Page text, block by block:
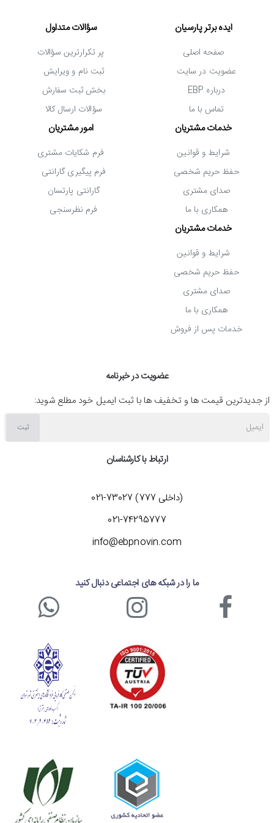
این نکته هم اشاره کنیم که این آبسردکن از
برند ایستکول
فاقد فیلتر تصفیه آب و جالیوانی است؛ اما امکان نصب
جالیوانی به صورت آهنربایی به بدنۀ آن وجود دارد. برای این
منظور جا لیوانی باید به صورت مجزا تهیه شود.
خرید آبسردکن ایستکول مدل TM-SW441R
با
می توانید از
آب خنک و گوارا بهره مند شوید و روزهای گرم تابستان را با
ارائۀ آب گرم برای تهیه چای و قهوه نیز برخوردار است و
کاربردهای متعددی برای شما خواهد داشت. از ویژگی های
مهم این محصول می توان به موارد زیر اشاره کرد:
ظاهر مدرن و زیبا، سازگار با انواع دکوراسیون
مجهز به دو خروجی شیر آب سرد و آب گرم از نوع
عملکرد کم مصرف و کم صدا
بدنۀ با کیفیت از جنس فولاد کربنی
ارائۀ آب سرد با دمای 5 تا 10 درجه سانتی گراد
قابل اتصال به آب شهری
مخزن آب سرد با گنجایش 4 لیتر
ایده برتر پارسیان
صفحه اصلی
عضویت در سایت
درباره EBP
تماس با ما
سؤالات متداول
پر تکرارترین سؤالات
ثبت نام و ویرایش
بخش ثبت سفارش
سؤالات ارسال کالا
خدمات مشتریان
شرایط و قوانین
حفظ حریم شخصی
صدای مشتری
همکاری با ما
امور مشتریان
فرم شکایات مشتری
فرم پیگیری گارانتی
گارانتی پارتسان
فرم نظرسنجی
خدمات مشتریان
شرایط و قوانین
حفظ حریم شخصی
صدای مشتری
همکاری با ما
خدمات پس از فروش
عضویت در خبرنامه
از جدیدترین قیمت ها و تخفیف ها با ثبت ایمیل خود مطلع شوید:
ایمیل ثبت
ارتباط با کارشناسان
(داخلی 777) 73027-021
021-74295777
info@ebpnovin.com
ما را در شبکه های اجتماعی دنبال کنید